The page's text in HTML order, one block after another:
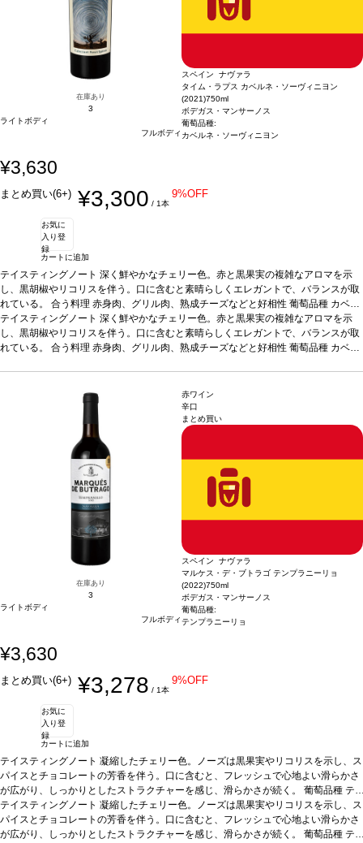
在庫あり
3
ライトボディ
フルボディ
スペイン ナヴァラ
タイム・ラプス カベルネ・ソーヴィニヨン
(2021)750ml
ボデガス・マンサーノス
葡萄品種:
カベルネ・ソーヴィニヨン
¥3,630
まとめ買い(6+) ¥3,300 / 1本
9%OFF
お気に
入り登
録
カートに追加
テイスティングノート 深く鮮やかなチェリー色。赤と黒果実の複雑なアロマを示
し、黒胡椒やリコリスを伴う。口に含むと素晴らしくエレガントで、バランスが取
れている。 合う料理 赤身肉、グリル肉、熟成チーズなどと好相性 葡萄品種 カベル
ネ・ソーヴィニヨン *本ヴィンテージが在庫切れの場合、在庫があり価格が同様の
場合は自動的に次のヴィンテージに変更されます、ご了承ください。
テイスティングノート 深く鮮やかなチェリー色。赤と黒果実の複雑なアロマを示
し、黒胡椒やリコリスを伴う。口に含むと素晴らしくエレガントで、バランスが取
れている。 合う料理 赤身肉、グリル肉、熟成チーズなどと好相性 葡萄品種 カベル
在庫あり
3
ライトボディ
フルボディ
赤ワイン
辛口
まとめ買い
スペイン ナヴァラ
マルケス・デ・ブトラゴ テンプラニーリョ
(2022)750ml
ボデガス・マンサーノス
葡萄品種:
テンプラニーリョ
¥3,630
まとめ買い(6+) ¥3,278 / 1本
9%OFF
お気に
入り登
録
カートに追加
テイスティングノート 凝縮したチェリー色。ノーズは黒果実やリコリスを示し、ス
パイスとチョコレートの芳香を伴う。口に含むと、フレッシュで心地よい滑らかさ
が広がり、しっかりとしたストラクチャーを感じ、滑らかさが続く。 葡萄品種 テ
ンプラニーリョ*本ヴィンテージが在庫切れの場合、在庫があり価格が同様の場合
は自動的に次のヴィンテージに変更されます、ご了承ください。
テイスティングノート 凝縮したチェリー色。ノーズは黒果実やリコリスを示し、ス
パイスとチョコレートの芳香を伴う。口に含むと、フレッシュで心地よい滑らかさ
が広がり、しっかりとしたストラクチャーを感じ、滑らかさが続く。 葡萄品種 テ